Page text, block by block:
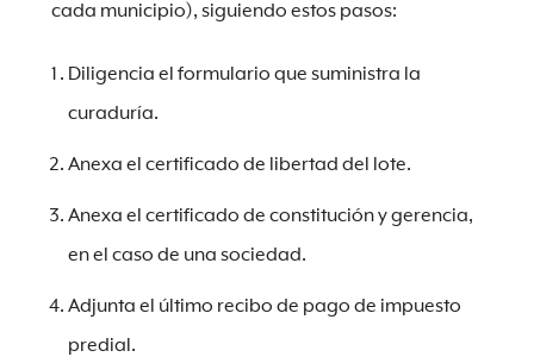
cada municipio), siguiendo estos pasos:
Diligencia el formulario que suministra la
curaduría.
Anexa el certificado de libertad del lote.
Anexa el certificado de constitución y gerencia,
en el caso de una sociedad.
Adjunta el último recibo de pago de impuesto
predial.